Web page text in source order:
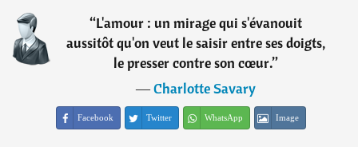
“L'amour : un mirage qui s'évanouit
aussitôt qu'on veut le saisir entre ses doigts,
le presser contre son cœur.”
―Charlotte Savary
Facebook Twitter WhatsApp Image